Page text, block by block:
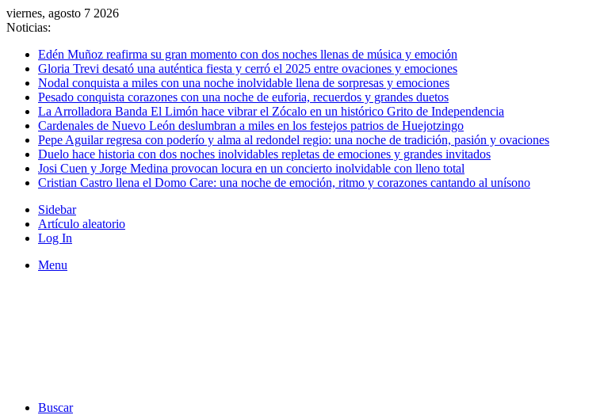
viernes, agosto 7 2026
Noticias:
Edén Muñoz reafirma su gran momento con dos noches llenas de música y emoción
Gloria Trevi desató una auténtica fiesta y cerró el 2025 entre ovaciones y emociones
Nodal conquista a miles con una noche inolvidable llena de sorpresas y emociones
Pesado conquista corazones con una noche de euforia, recuerdos y grandes duetos
La Arrolladora Banda El Limón hace vibrar el Zócalo en un histórico Grito de Independencia
Cardenales de Nuevo León deslumbran a miles en los festejos patrios de Huejotzingo
Pepe Aguilar regresa con poderío y alma al redondel regio: una noche de tradición, pasión y ovaciones
Duelo hace historia con dos noches inolvidables repletas de emociones y grandes invitados
Josi Cuen y Jorge Medina provocan locura en un concierto inolvidable con lleno total
Cristian Castro llena el Domo Care: una noche de emoción, ritmo y corazones cantando al unísono
Sidebar
Artículo aleatorio
Log In
Menu
Buscar